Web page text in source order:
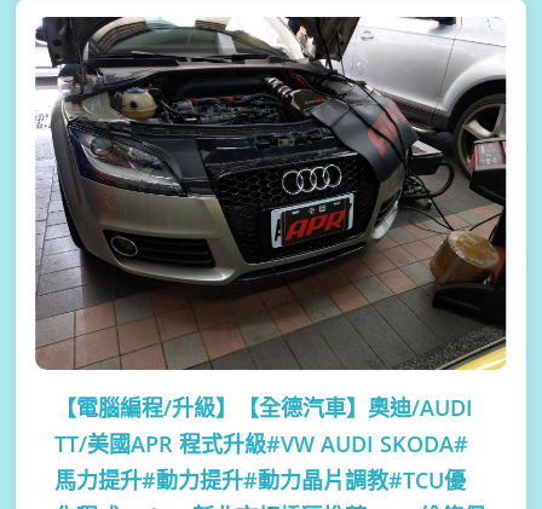
【電腦編程/升級】
【全德汽車】奧迪/AUDI
TT/美國APR 程式升級#VW AUDI SKODA#
馬力提升#動力提升#動力晶片調教#TCU優